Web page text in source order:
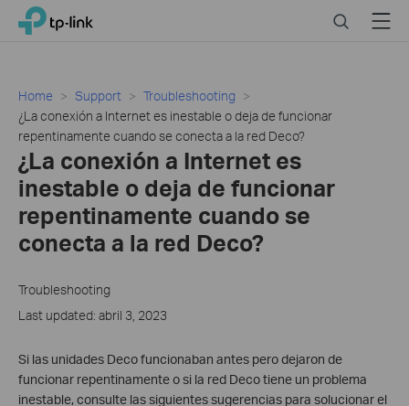
Click
navigation
TP-Link, Reliably Smart SearchMenu
Home Support
Troubleshooting
¿La conexión a Internet es inestable o deja de funcionar
repentinamente cuando se conecta a la red Deco?
¿La conexión a Internet es
inestable o deja de funcionar
repentinamente cuando se
conecta a la red Deco?
Troubleshooting
Last updated: abril 3, 2023
Si las unidades Deco funcionaban antes pero dejaron de
funcionar repentinamente o si la red Deco tiene un problema
inestable, consulte las siguientes sugerencias para solucionar el